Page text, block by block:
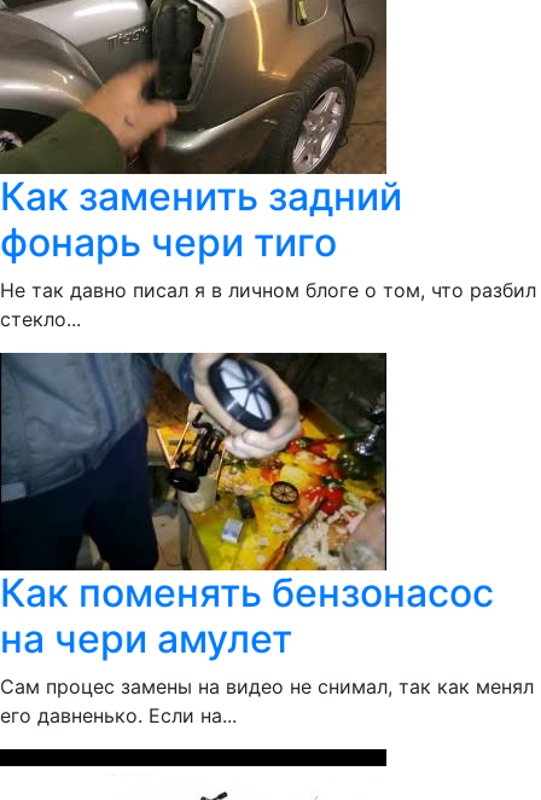
Как заменить задний
фонарь чери тиго
Не так давно писал я в личном блоге о том, что разбил
стекло...
Как поменять бензонасос
на чери амулет
Сам процес замены на видео не снимал, так как менял
его давненько. Если на...